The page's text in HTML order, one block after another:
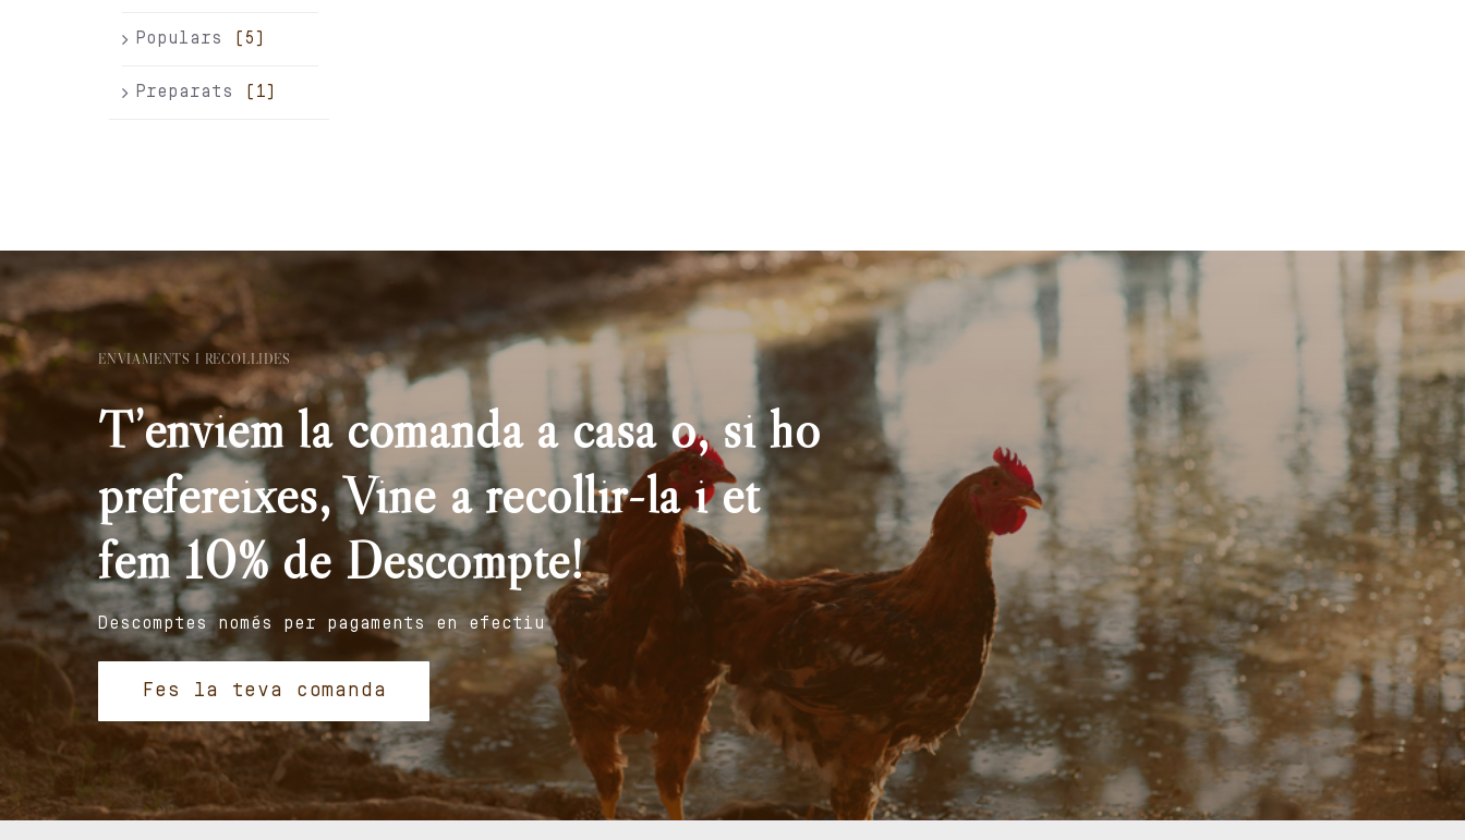
Populars (5)
Preparats (1)
ENVIAMENTS I RECOLLIDES
T’enviem la comanda a casa o, si ho
prefereixes, Vine a recollir-la i et
fem 10% de Descompte!
Descomptes només per pagaments en efectiu
Fes la teva comanda